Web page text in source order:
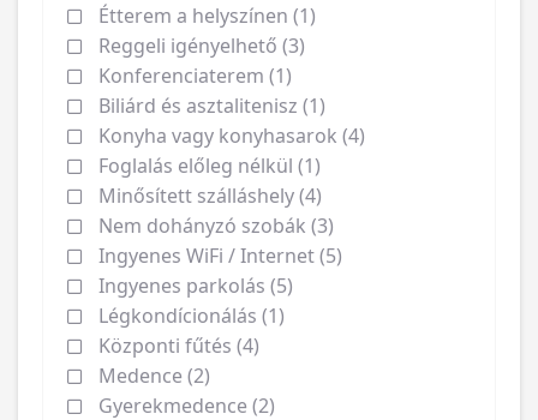
Étterem a helyszínen (1)
Reggeli igényelhető (3)
Konferenciaterem (1)
Biliárd és asztalitenisz (1)
Konyha vagy konyhasarok (4)
Foglalás előleg nélkül (1)
Minősített szálláshely (4)
Nem dohányzó szobák (3)
Ingyenes WiFi / Internet (5)
Ingyenes parkolás (5)
Légkondícionálás (1)
Központi fűtés (4)
Medence (2)
Gyerekmedence (2)